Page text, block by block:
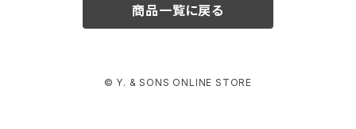
商品一覧に戻る
© Y. & SONS ONLINE STORE